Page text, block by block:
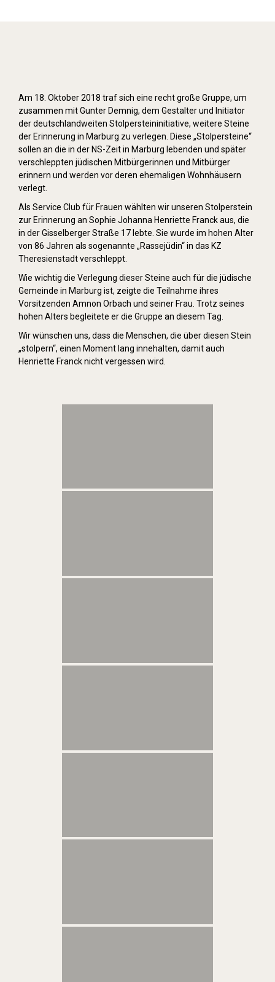
Am 18. Oktober 2018 traf sich eine recht große Gruppe, um
zusammen mit Gunter Demnig, dem Gestalter und Initiator
der deutschlandweiten Stolpersteininitiative, weitere Steine
der Erinnerung in Marburg zu verlegen. Diese „Stolpersteine“
sollen an die in der NS-Zeit in Marburg lebenden und später
verschleppten jüdischen Mitbürgerinnen und Mitbürger
erinnern und werden vor deren ehemaligen Wohnhäusern
verlegt.
Als Service Club für Frauen wählten wir unseren Stolperstein
zur Erinnerung an Sophie Johanna Henriette Franck aus, die
in der Gisselberger Straße 17 lebte. Sie wurde im hohen Alter
von 86 Jahren als sogenannte „Rassejüdin“ in das KZ
Theresienstadt verschleppt.
Wie wichtig die Verlegung dieser Steine auch für die jüdische
Gemeinde in Marburg ist, zeigte die Teilnahme ihres
Vorsitzenden Amnon Orbach und seiner Frau. Trotz seines
hohen Alters begleitete er die Gruppe an diesem Tag.
Wir wünschen uns, dass die Menschen, die über diesen Stein
„stolpern“, einen Moment lang innehalten, damit auch
Henriette Franck nicht vergessen wird.